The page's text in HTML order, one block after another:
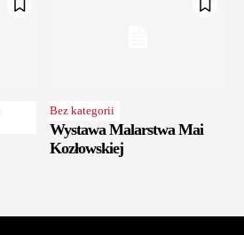
Bez kategorii
Wystawa Malarstwa Mai
Kozłowskiej